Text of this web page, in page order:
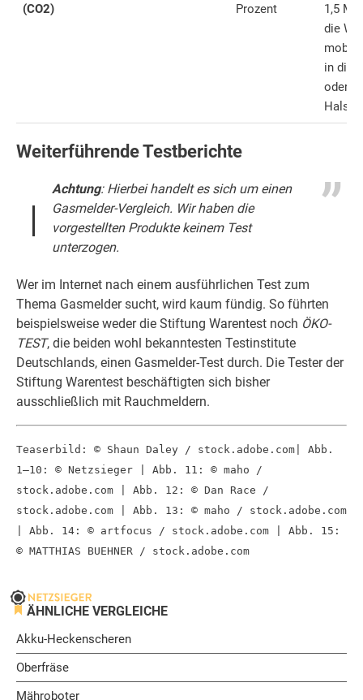
(CO2)
Prozent
1,5
die
in die
oder
Hals
Weiterführende Testberichte
Achtung: Hierbei handelt es sich um einen
Gasmelder-Vergleich. Wir haben die
vorgestellten Produkte keinem Test
unterzogen.
Wer im Internet nach einem ausführlichen Test zum
Thema Gasmelder sucht, wird kaum fündig. So führten
beispielsweise weder die Stiftung Warentest noch ÖKO-
TEST, die beiden wohl bekanntesten Testinstitute
Deutschlands, einen Gasmelder-Test durch. Die Tester der
Stiftung Warentest beschäftigten sich bisher
ausschließlich mit Rauchmeldern.
Teaserbild: © Shaun Daley / stock.adobe.com| Abb.
1–10: © Netzsieger | Abb. 11: © maho /
stock.adobe.com | Abb. 12: © Dan Race /
stock.adobe.com | Abb. 13: © maho / stock.adobe.com
| Abb. 14: © artfocus / stock.adobe.com | Abb. 15:
© MATTHIAS BUEHNER / stock.adobe.com
ÄHNLICHE VERGLEICHE
Akku-Heckenscheren
Oberfräse
Mähroboter